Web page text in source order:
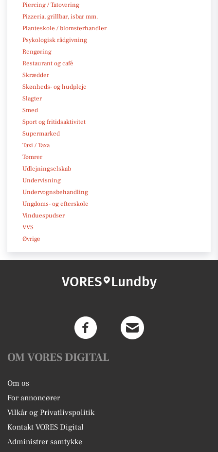
Piercing / Tatovering
Pizzeria, grillbar, isbar mm.
Planteskole / blomsterhandler
Psykologisk rådgivning
Rengøring
Restaurant og café
Skrædder
Skønheds- og hudpleje
Slagter
Smed
Sport og fritidsaktivitet
Supermarked
Taxi / Taxa
Tømrer
Udlejningselskab
Undervisning
Undervognsbehandling
Ungdoms- og efterskole
Vinduespudser
VVS
Øvrige
VORES Lundby
OM VORES DIGITAL
Om os
For annoncører
Vilkår og Privatlivspolitik
Kontakt VORES Digital
Administrer samtykke